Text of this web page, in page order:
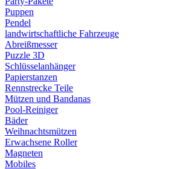
Puppen
Pendel
landwirtschaftliche Fahrzeuge
Abreißmesser
Puzzle 3D
Schlüsselanhänger
Papierstanzen
Rennstrecke Teile
Mützen und Bandanas
Pool-Reiniger
Bäder
Weihnachtsmützen
Erwachsene Roller
Magneten
Mobiles